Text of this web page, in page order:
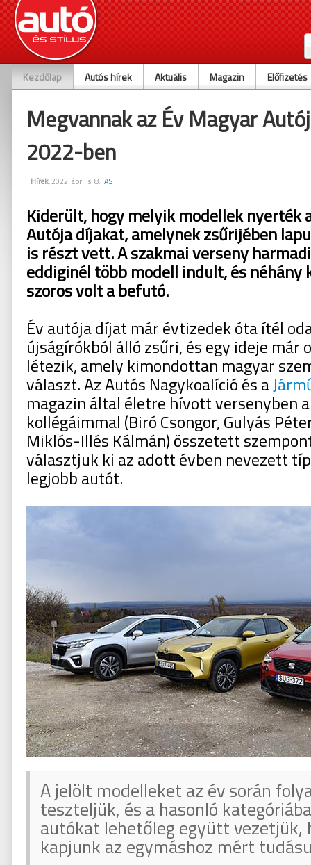
Kezdőlap Autós hírek Aktuális Magazin Előfizetés
Megvannak az Év Magyar
2022-ben
Hírek, 2022. április. 8. AS
Kiderült, hogy melyik modellek nyerték
Autója díjakat, amelynek zsűrijében
is részt vett. A szakmai verseny
eddiginél több modell indult, és néhány
szoros volt a befutó.
Év autója díjat már évtizedek óta ítél
újságírókból álló zsűri, és egy ideje már
létezik, amely kimondottan magyar
választ. Az Autós Nagykoalíció és a
magazin által életre hívott versenyben
kollégáimmal (Biró Csongor, Gulyás
Miklós-Illés Kálmán) összetett
választjuk ki az adott évben nevezett
legjobb autót.
A jelölt modelleket az év során
teszteljük, és a hasonló
autókat lehetőleg együtt vezetjük,
kapjunk az egymáshoz mért